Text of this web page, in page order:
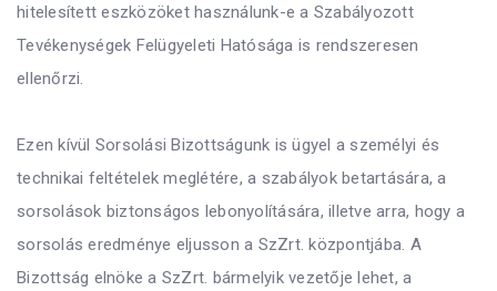
hitelesített eszközöket használunk-e a Szabályozott
Tevékenységek Felügyeleti Hatósága is rendszeresen
ellenőrzi.
Ezen kívül Sorsolási Bizottságunk is ügyel a személyi és
technikai feltételek meglétére, a szabályok betartására, a
sorsolások biztonságos lebonyolítására, illetve arra, hogy a
sorsolás eredménye eljusson a SzZrt. központjába. A
Bizottság elnöke a SzZrt. bármelyik vezetője lehet, a